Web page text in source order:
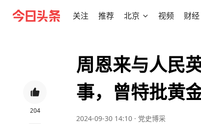
关注 推荐 北京 视频 财经
204
周恩来与人民
事，曾特批黄
2024-09-30 14:10 · 党史博采